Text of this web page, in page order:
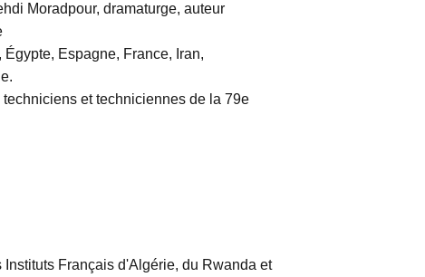
Moradpour, dramaturge, auteur
Espagne, France, Iran,
et techniciennes de la 79e
Français d'Algérie, du Rwanda et